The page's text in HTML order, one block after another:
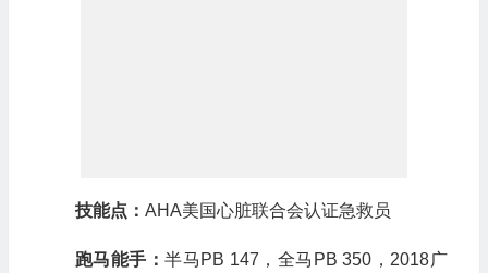
技能点： AHA美国心脏联合会认证急救员
跑马能手：半马PB 147，全马PB 350，2018广